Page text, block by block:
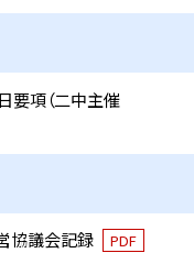
項（二中主催
協議会記録 PDF